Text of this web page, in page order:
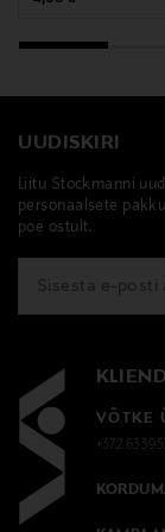
UUDISKIRI
Liitu Stockmanni
personaalsete
poe ostult.
VÕTKE
+372